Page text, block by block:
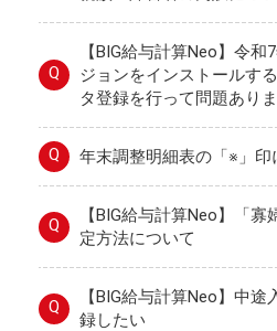
Q
【BIG給与計算Neo】令
ジョンをインストールす
タ登録を行って問題あり
Q 年末調整明細表の「※」印
Q
【BIG給与計算Neo】「
定方法について
Q
【BIG給与計算Neo】中
録したい